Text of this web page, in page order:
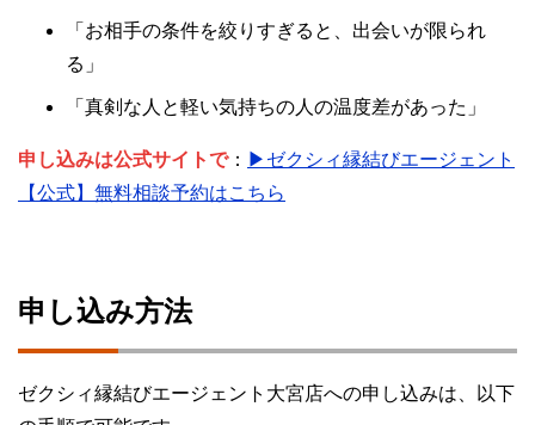
「お相手の条件を絞りすぎると、出会いが限られ
る」
「真剣な人と軽い気持ちの人の温度差があった」
申し込みは公式サイトで： ▶ゼクシィ縁結びエージェント
【公式】無料相談予約はこちら
申し込み方法
ゼクシィ縁結びエージェント大宮店への申し込みは、以下